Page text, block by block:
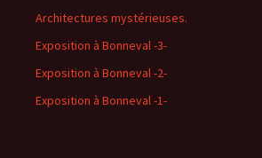
Architectures mystérieuses.
Exposition à Bonneval -3-
Exposition à Bonneval -2-
Exposition à Bonneval -1-